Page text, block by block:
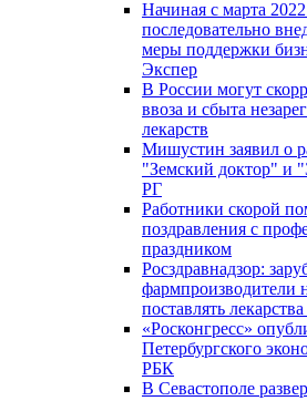
Начиная с марта
последовательно
меры поддержки
Экспер
В России могут
ввоза и сбыта
лекарств
Мишустин заявил о
"Земский доктор" и
РГ
Работники скорой
поздравления с
праздником
Росздравнадзор:
фармпроизводители
поставлять
«Росконгресс»
Петербургского
РБК
В Севастополе